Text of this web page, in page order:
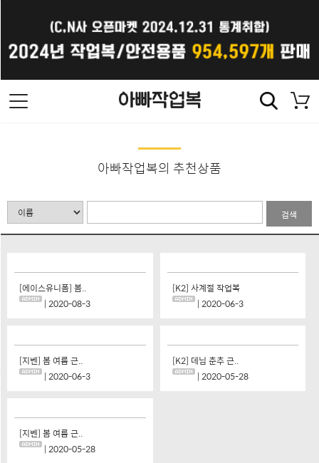
아빠작업복의 추천상품
검색
[에이스유니폼] 봄..
| 2020-08-3
[K2] 사계절 작업복
| 2020-06-3
[지벤] 봄 여름 근..
| 2020-06-3
[K2] 데님 춘추 근..
| 2020-05-28
[지벤] 봄 여름 근..
| 2020-05-28